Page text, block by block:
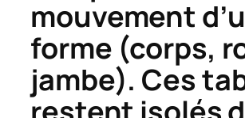
mouvement
forme (corps,
jambe). Ces